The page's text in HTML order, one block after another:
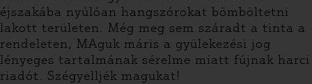
éjszakába nyúlóan hangszórokat bömböltetni
lakott területen. Még meg sem száradt a tinta a
rendeleten, MAguk máris a gyülekezési jog
lényeges tartalmának sérelme miatt fújnak harci
riadót. Szégyelljék magukat!